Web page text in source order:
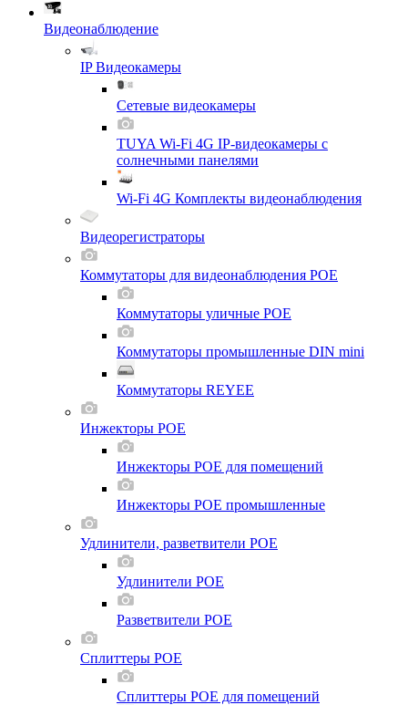
Видеонаблюдение
IP Видеокамеры
Сетевые видеокамеры
TUYA Wi-Fi 4G IP-видеокамеры с
солнечными панелями
Wi-Fi 4G Комплекты видеонаблюдения
Видеорегистраторы
Коммутаторы для видеонаблюдения POE
Коммутаторы уличные POE
Коммутаторы промышленные DIN mini
Коммутаторы REYEE
Инжекторы POE
Инжекторы POE для помещений
Инжекторы POE промышленные
Удлинители, разветвители POE
Удлинители POE
Разветвители POE
Сплиттеры POE
Сплиттеры POE для помещений